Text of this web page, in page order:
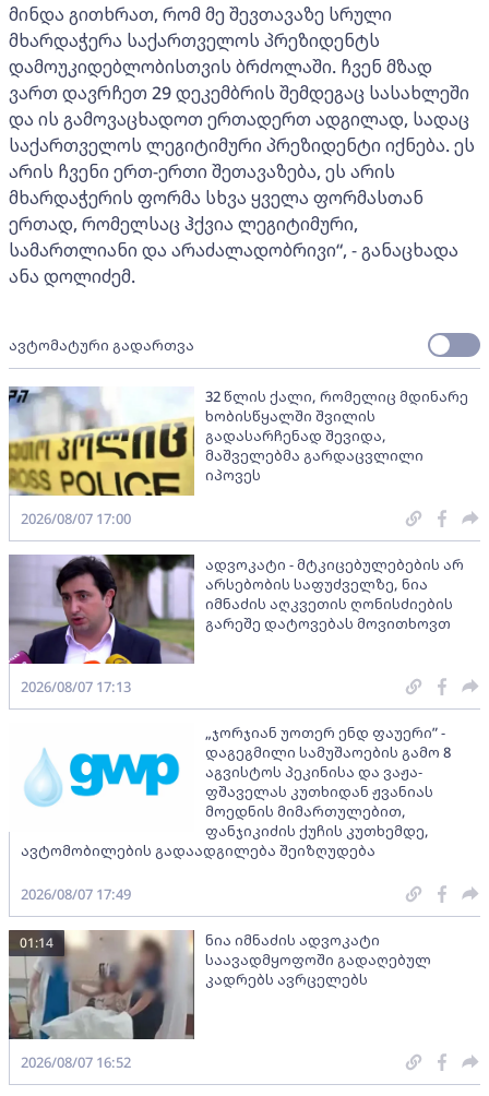
მინდა გითხრათ, რომ მე შევთავაზე სრული
მხარდაჭერა საქართველოს პრეზიდენტს
დამოუკიდებლობისთვის ბრძოლაში. ჩვენ მზად
ვართ დავრჩეთ 29 დეკემბრის შემდეგაც სასახლეში
და ის გამოვაცხადოთ ერთადერთ ადგილად, სადაც
საქართველოს ლეგიტიმური პრეზიდენტი იქნება. ეს
არის ჩვენი ერთ-ერთი შეთავაზება, ეს არის
მხარდაჭერის ფორმა სხვა ყველა ფორმასთან
ერთად, რომელსაც ჰქვია ლეგიტიმური,
სამართლიანი და არაძალადობრივი“, - განაცხადა
ანა დოლიძემ.
ავტომატური გადართვა
32 წლის ქალი, რომელიც მდინარე
ხობისწყალში შვილის
გადასარჩენად შევიდა,
მაშველებმა გარდაცვლილი
იპოვეს
2026/08/07 17:00
ადვოკატი - მტკიცებულებების არ
არსებობის საფუძველზე, ნია
იმნაძის აღკვეთის ღონისძიების
გარეშე დატოვებას მოვითხოვთ
2026/08/07 17:13
„ჯორჯიან უოთერ ენდ ფაუერი” -
დაგეგმილი სამუშაოების გამო 8
აგვისტოს პეკინისა და ვაჟა-
ფშაველას კუთხიდან ჟვანიას
მოედნის მიმართულებით,
ფანჯიკიძის ქუჩის კუთხემდე,
ავტომობილების გადაადგილება შეიზღუდება
2026/08/07 17:49
ნია იმნაძის ადვოკატი
საავადმყოფოში გადაღებულ
კადრებს ავრცელებს
01:14
2026/08/07 16:52